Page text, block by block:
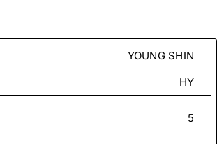
YOUNG SHIN
HY
5